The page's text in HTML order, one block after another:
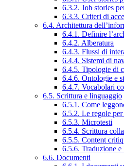
6.3.2. Job stories
6.3.3. Criteri di
6.4. Architettura
6.4.1. Definire
6.4.2. Alberatura
6.4.3. Flussi di
6.4.4. Sistemi di
6.4.5. Tipologie di
6.4.6. Ontologie e
6.4.7. Vocabolari
6.5. Scrittura e linguaggio
6.5.1. Come
6.5.2. Le regole
6.5.3. Microtesti
6.5.4. Scrittura
6.5.5. Content
6.5.6. Traduzione
6.6. Documenti